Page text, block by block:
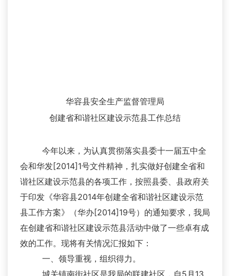
华容县安全生产监督管理局
创建省和谐社区建设示范县工作总结
今年以来，为认真贯彻落实县委十一届五中全
会和华发[2014]1号文件精神，扎实做好创建全省和
谐社区建设示范县的各项工作，按照县委、县政府关
于印发《华容县2014年创建全省和谐社区建设示范
县工作方案》（华办[2014]19号）的通知要求，我局
在创建省和谐社区建设示范县活动中做了一些卓有成
效的工作。现将有关情况汇报如下：
一、领导重视，组织得力。